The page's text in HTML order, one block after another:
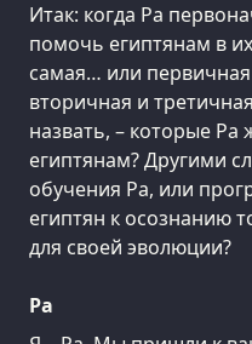
Итак: когда Ра
помочь египтянам в
самая… или
вторичная и
назвать, – которые Ра
египтянам? Другими
обучения Ра, или
египтян к осознанию
для своей эволюции?
Ра